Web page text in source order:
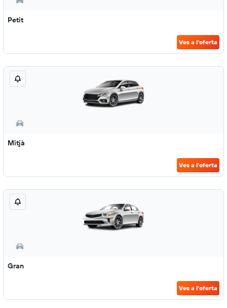
Petit
Ves a l'oferta
Mitjà
Ves a l'oferta
Gran
Ves a l'oferta